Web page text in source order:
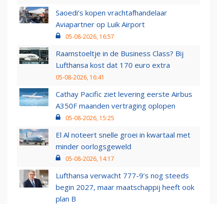
Saoedi’s kopen vrachtafhandelaar
Aviapartner op Luik Airport
05-08-2026, 16:57
Raamstoeltje in de Business Class? Bij
Lufthansa kost dat 170 euro extra
05-08-2026, 16:41
Cathay Pacific ziet levering eerste Airbus
A350F maanden vertraging oplopen
05-08-2026, 15:25
El Al noteert snelle groei in kwartaal met
minder oorlogsgeweld
05-08-2026, 14:17
Lufthansa verwacht 777-9’s nog steeds
begin 2027, maar maatschappij heeft ook
plan B